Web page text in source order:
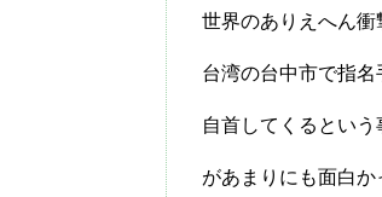
世界のありえへん衝
台湾の台中市で指名
自首してくるとい
があまりにも面白